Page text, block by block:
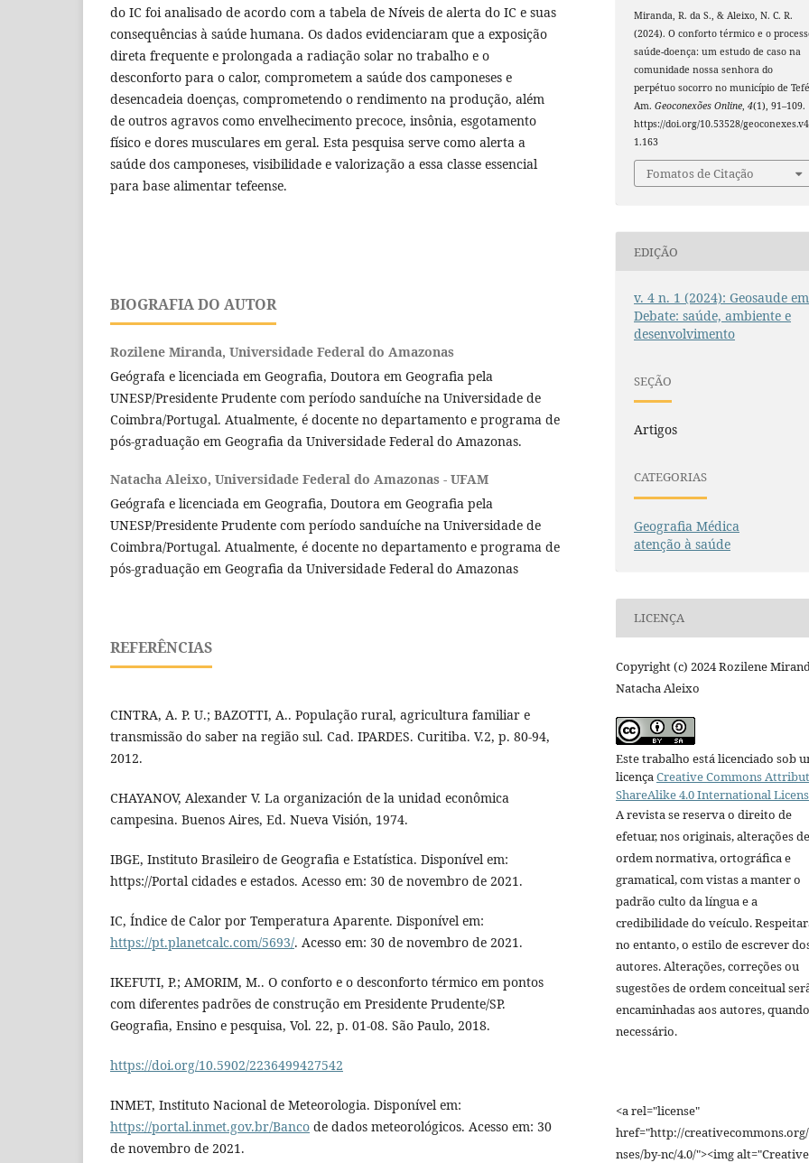
do IC foi analisado de acordo com a tabela de Níveis de alerta do IC e suas
consequências à saúde humana. Os dados evidenciaram que a exposição
direta frequente e prolongada a radiação solar no trabalho e o
desconforto para o calor, comprometem a saúde dos camponeses e
desencadeia doenças, comprometendo o rendimento na produção, além
de outros agravos como envelhecimento precoce, insônia, esgotamento
físico e dores musculares em geral. Esta pesquisa serve como alerta a
saúde dos camponeses, visibilidade e valorização a essa classe essencial
para base alimentar tefeense.
BIOGRAFIA DO AUTOR
Rozilene Miranda, Universidade Federal do Amazonas
Geógrafa e licenciada em Geografia, Doutora em Geografia pela
UNESP/Presidente Prudente com período sanduíche na Universidade de
Coimbra/Portugal. Atualmente, é docente no departamento e programa de
pós-graduação em Geografia da Universidade Federal do Amazonas.
Natacha Aleixo, Universidade Federal do Amazonas - UFAM
Geógrafa e licenciada em Geografia, Doutora em Geografia pela
UNESP/Presidente Prudente com período sanduíche na Universidade de
Coimbra/Portugal. Atualmente, é docente no departamento e programa de
pós-graduação em Geografia da Universidade Federal do Amazonas
REFERÊNCIAS
CINTRA, A. P. U.; BAZOTTI, A.. População rural, agricultura familiar e
transmissão do saber na região sul. Cad. IPARDES. Curitiba. V.2, p. 80-94,
2012.
CHAYANOV, Alexander V. La organización de la unidad econômica
campesina. Buenos Aires, Ed. Nueva Visión, 1974.
IBGE, Instituto Brasileiro de Geografia e Estatística. Disponível em:
https://Portal cidades e estados. Acesso em: 30 de novembro de 2021.
IC, Índice de Calor por Temperatura Aparente. Disponível em:
https://pt.planetcalc.com/5693/. Acesso em: 30 de novembro de 2021.
IKEFUTI, P.; AMORIM, M.. O conforto e o desconforto térmico em pontos
com diferentes padrões de construção em Presidente Prudente/SP.
Geografia, Ensino e pesquisa, Vol. 22, p. 01-08. São Paulo, 2018.
https://doi.org/10.5902/2236499427542
INMET, Instituto Nacional de Meteorologia. Disponível em:
https://portal.inmet.gov.br/Banco de dados meteorológicos. Acesso em: 30
de novembro de 2021.
Miranda, R. da S., & Aleixo, N. C. R.
(2024). O conforto térmico e o
saúde-doença: um estudo de caso na
comunidade nossa senhora do
perpétuo socorro no município de
Am.Geoconexões Online,4(1), 91–109.
https://doi.org/10.53528/
1.163
Fomatos de Citação
EDIÇÃO
v. 4 n. 1 (2024): Geosaude em
Debate: saúde, ambiente e
desenvolvimento
SEÇÃO
Artigos
CATEGORIAS
Geografia Médica
atenção à saúde
LICENÇA
Copyright (c) 2024 Rozilene
Natacha Aleixo
Este trabalho está licenciado sob
licença Creative Commons
ShareAlike 4.0 International
A revista se reserva o direito de
efetuar, nos originais, alterações de
ordem normativa, ortográfica e
gramatical, com vistas a manter o
padrão culto da língua e a
credibilidade do veículo.
no entanto, o estilo de escrever
autores. Alterações, correções ou
sugestões de ordem conceitual
encaminhadas aos autores, quando
necessário.
<a rel="license"
href="http://
nses/by-nc/4.0/"><img alt="Creative